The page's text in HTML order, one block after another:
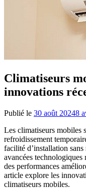
Climatiseurs
innovations
Publié le 30 août 20248
Les climatiseurs mobiles
refroidissement
facilité d’installation
avancées
des performances
article explore les
climatiseurs mobiles.